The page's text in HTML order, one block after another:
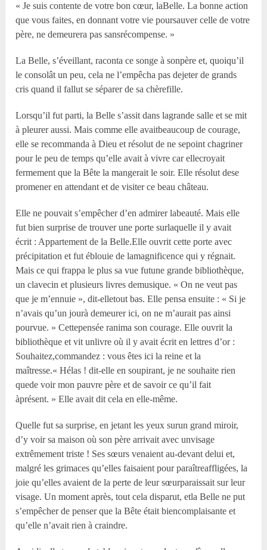
« Je suis contente de votre bon cœur, laBelle. La bonne action
que vous faites, en donnant votre vie poursauver celle de votre
père, ne demeurera pas sansrécompense. »
La Belle, s’éveillant, raconta ce songe à sonpère et, quoiqu’il
le consolât un peu, cela ne l’empêcha pas dejeter de grands
cris quand il fallut se séparer de sa chèrefille.
Lorsqu’il fut parti, la Belle s’assit dans lagrande salle et se mit
à pleurer aussi. Mais comme elle avaitbeaucoup de courage,
elle se recommanda à Dieu et résolut de ne sepoint chagriner
pour le peu de temps qu’elle avait à vivre car ellecroyait
fermement que la Bête la mangerait le soir. Elle résolut dese
promener en attendant et de visiter ce beau château.
Elle ne pouvait s’empêcher d’en admirer labeauté. Mais elle
fut bien surprise de trouver une porte surlaquelle il y avait
écrit : Appartement de la Belle.Elle ouvrit cette porte avec
précipitation et fut éblouie de lamagnificence qui y régnait.
Mais ce qui frappa le plus sa vue futune grande bibliothèque,
un clavecin et plusieurs livres demusique. « On ne veut pas
que je m’ennuie », dit-elletout bas. Elle pensa ensuite : « Si je
n’avais qu’un jourà demeurer ici, on ne m’aurait pas ainsi
pourvue. » Cettepensée ranima son courage. Elle ouvrit la
bibliothèque et vit unlivre où il y avait écrit en lettres d’or :
Souhaitez,commandez : vous êtes ici la reine et la
maîtresse.« Hélas ! dit-elle en soupirant, je ne souhaite rien
quede voir mon pauvre père et de savoir ce qu’il fait
àprésent. » Elle avait dit cela en elle-même.
Quelle fut sa surprise, en jetant les yeux surun grand miroir,
d’y voir sa maison où son père arrivait avec unvisage
extrêmement triste ! Ses sœurs venaient au-devant delui et,
malgré les grimaces qu’elles faisaient pour paraîtreaffligées, la
joie qu’elles avaient de la perte de leur sœurparaissait sur leur
visage. Un moment après, tout cela disparut, etla Belle ne put
s’empêcher de penser que la Bête était biencomplaisante et
qu’elle n’avait rien à craindre.